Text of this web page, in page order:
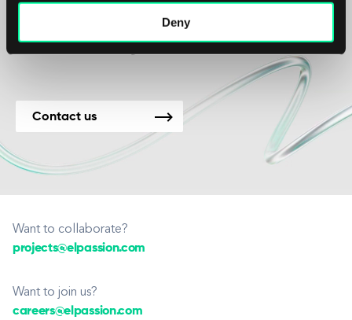
Deny
nye prosjekter.
Contact us
Want to collaborate?
projects@elpassion.com
Want to join us?
careers@elpassion.com